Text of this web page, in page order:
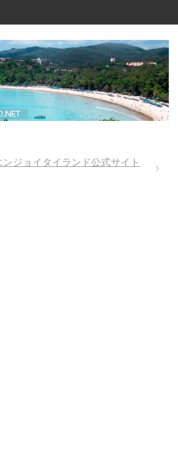
ジョイタイランド公式サイト